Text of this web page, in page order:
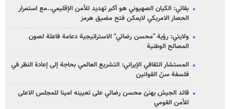
بقائي: الكيان الصهيوني هو أكبر تهديد للأمن الإقليمي..مع استمرار
الحصار الامريكي لايمكن فتح مضيق هرمز
ولايتي: رؤية "محسن رضائي" الاستراتيجية دعامة فاعلة لصون
المصالح الوطنية
المستشار الثقافي الإيراني: التشريع العالمي بحاجة إلى إعادة النظر في
فلسفة سنّ القوانين
قائد الجيش يهنئ محسن رضائي على تعيينه امينا للمجلس الاعلى
للأمن القومي